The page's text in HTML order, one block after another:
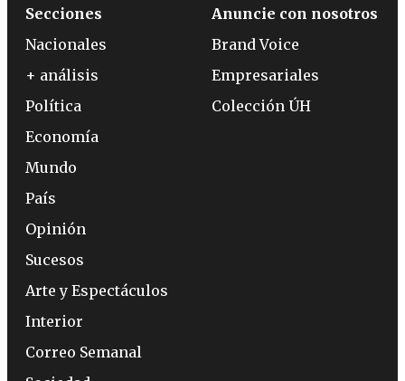
Secciones
Nacionales
+ análisis
Política
Economía
Mundo
País
Opinión
Sucesos
Arte y Espectáculos
Interior
Correo Semanal
Anuncie con nosotros
Brand Voice
Empresariales
Colección ÚH